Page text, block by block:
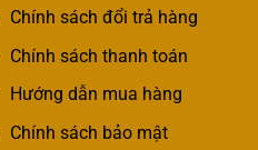
Chính sách đổi trả hàng
Chính sách thanh toán
Hướng dẫn mua hàng
Chính sách bảo mật